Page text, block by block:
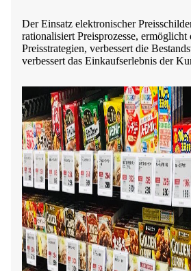
Der Einsatz elektronischer
rationalisiert Preisprozesse, ermöglicht
Preisstrategien, verbessert die
verbessert das Einkaufserlebnis der